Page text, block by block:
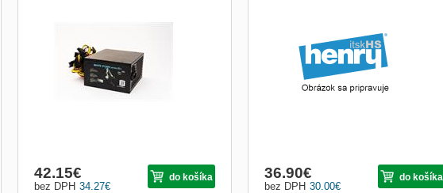
než 85 %. Kvalitní 105 °C kondenzátory a
samozřejmostí je ochrana proti přepětí,
podpětí a zkratu. Zdr...
34.27€
bez DPH
42.15€ do košíka
30.00€
bez DPH
36.90€ do košíka